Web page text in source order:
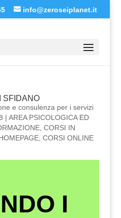
info@zeroseiplanet.it
SFIDANO
e consulenza per i servizi
| AREA PSICOLOGICA ED
, CORSI IN
, CORSI ONLINE
I